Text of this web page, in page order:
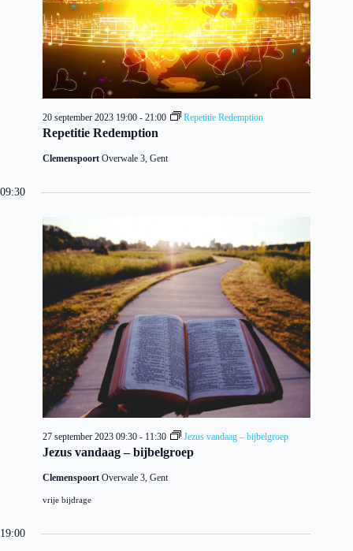
Repetitie Redemption
20 september 2023 19:00 - 21:00 Repetitie Redemption
Clemenspoort Overwale 3, Gent
09:30
Jezus vandaag – bijbelgroep
27 september 2023 09:30 - 11:30 Jezus vandaag – bijbelgroep
Clemenspoort Overwale 3, Gent
vrije bijdrage
19:00